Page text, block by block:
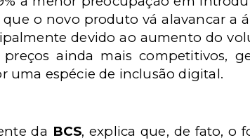
o novo produto vá alavancar a
devido ao aumento do
ainda mais competitivos,
uma espécie de inclusão digital.
da BCS, explica que, de fato, o